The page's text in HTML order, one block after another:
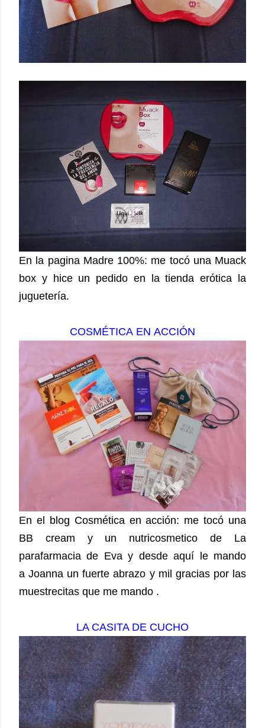
En la pagina Madre 100%: me tocó una Muack
box y hice un pedido en la tienda erótica la
juguetería.
COSMÉTICA EN ACCIÓN
En el blog Cosmética en acción: me tocó una
BB cream y un nutricosmetico de La
parafarmacia de Eva y desde aquí le mando
a Joanna un fuerte abrazo y mil gracias por las
muestrecitas que me mando .
LA CASITA DE CUCHO